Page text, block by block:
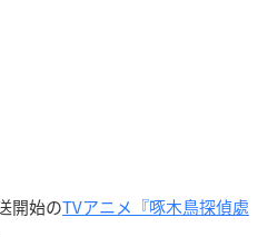
開始のTVアニメ『啄木鳥探偵處